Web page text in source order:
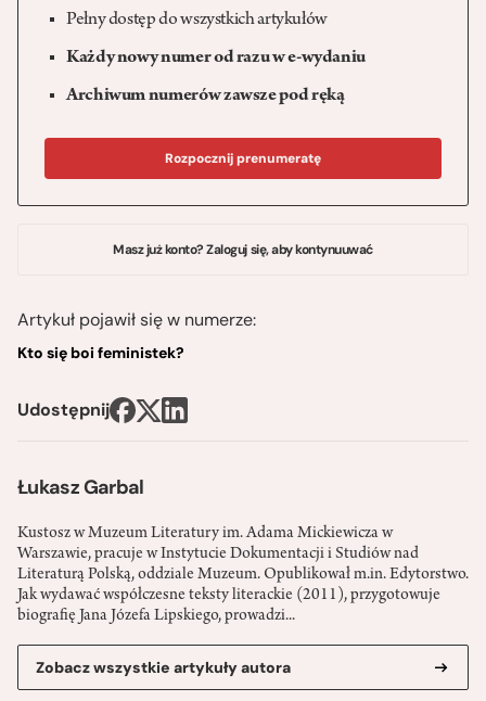
Łukasz Garbal
Kustosz w Muzeum Literatury im. Adama Mickiewicza w
Warszawie, pracuje w Instytucie Dokumentacji i Studiów nad
Literaturą Polską, oddziale Muzeum. Opublikował m.in. Edytorstwo.
Jak wydawać współczesne teksty literackie (2011), przygotowuje
biografię Jana Józefa Lipskiego, prowadzi...
Zobacz wszystkie artykuły autora
Pełny dostęp do wszystkich artykułów
Każdy nowy numer od razu w e-wydaniu
Archiwum numerów zawsze pod ręką
Rozpocznij prenumeratę
Masz już konto? Zaloguj się, aby kontynuuwać
Artykuł pojawił się w numerze:
Kto się boi feministek?
Udostępnij